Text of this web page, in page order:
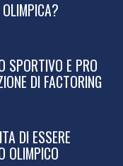
SPORTIVO E PRO
DI FACTORING
DI ESSERE
OLIMPICO